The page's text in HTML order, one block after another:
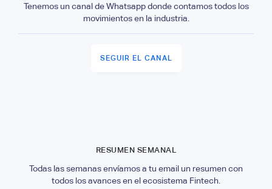
Tenemos un canal de Whatsapp donde contamos todos los
movimientos en la industria.
SEGUIR EL CANAL
RESUMEN SEMANAL
Todas las semanas envíamos a tu email un resumen con
todos los avances en el ecosistema Fintech.